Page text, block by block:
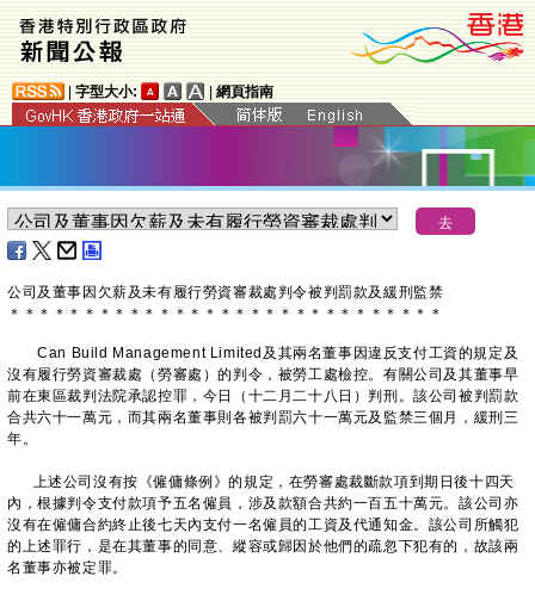
字型大小: 網頁指南
公司及董事因欠薪及未有履行勞資審裁處判令被判罰款及緩刑監禁
＊ ＊ ＊ ＊ ＊ ＊ ＊ ＊ ＊ ＊ ＊ ＊ ＊ ＊ ＊ ＊ ＊ ＊ ＊ ＊ ＊ ＊ ＊ ＊ ＊ ＊ ＊ ＊ ＊
Can Build Management Limited及其兩名董事因違反支付工資的規定及
沒有履行勞資審裁處（勞審處）的判令，被勞工處檢控。有關公司及其董事早
前在東區裁判法院承認控罪，今日（十二月二十八日）判刑。該公司被判罰款
合共六十一萬元，而其兩名董事則各被判罰六十一萬元及監禁三個月，緩刑三
年。
上述公司沒有按《僱傭條例》的規定，在勞審處裁斷款項到期日後十四天
內，根據判令支付款項予五名僱員，涉及款額合共約一百五十萬元。該公司亦
沒有在僱傭合約終止後七天內支付一名僱員的工資及代通知金。該公司所觸犯
的上述罪行，是在其董事的同意、縱容或歸因於他們的疏忽下犯有的，故該兩
名董事亦被定罪。